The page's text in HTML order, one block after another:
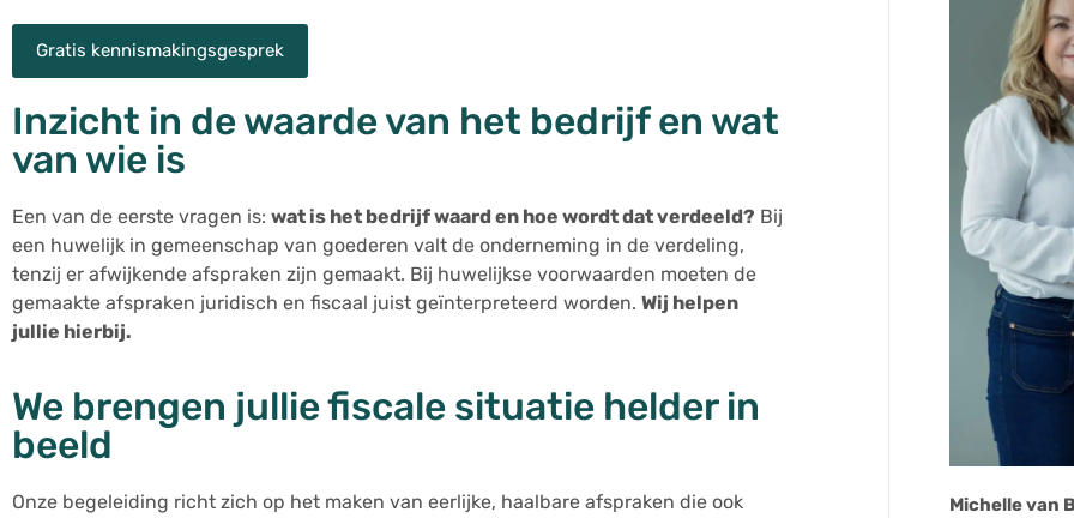
Gratis kennismakingsgesprek
Inzicht in de waarde van het bedrijf en wat
van wie is
Een van de eerste vragen is: wat is het bedrijf waard en hoe wordt dat verdeeld? Bij
een huwelijk in gemeenschap van goederen valt de onderneming in de verdeling,
tenzij er afwijkende afspraken zijn gemaakt. Bij huwelijkse voorwaarden moeten de
gemaakte afspraken juridisch en fiscaal juist geïnterpreteerd worden. Wij helpen
jullie hierbij.
We brengen jullie fiscale situatie helder in
beeld
Onze begeleiding richt zich op het maken van eerlijke, haalbare afspraken die ook
Michelle van